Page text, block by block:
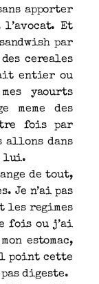
apporter
Et
par
cereales
entier ou
yaourts
meme des
fois par
allons dans
lui.
de tout,
Je n’ai pas
les regimes
fois ou j’ai
estomac,
point cette
digeste.